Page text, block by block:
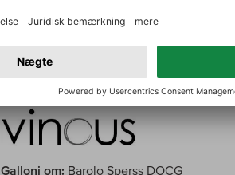
the long haul, this is another great and
99/100
Galloni om: Barolo Sperss DOCG